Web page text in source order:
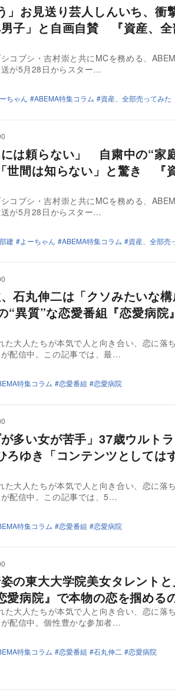
」お見送り芸人しんいち、衝
子」と自画自賛 『資産、全
コブシ・吉村崇と共にMCを務める、
が5月28日からスター…
ちゃん ABEMA特集コラム 資産、全部売ってみた
は頼らない」 自粛中の“家
世間は知らない」と驚き 『
コブシ・吉村崇と共にMCを務める、
が5月28日からスター…
建 よーちゃん ABEMA特集コラム 資産、全部売
石丸伸二は「クソみたいな
異質”な恋愛番組『恋愛病院
た大人たちが本気で人と向き合い、恋に落
配信中。この記事では、最…
特集コラム 恋愛番組 恋愛病院
が多い女が苦手」37歳ウルト
ろゆき「コンテンツとしては
た大人たちが本気で人と向き合い、恋に落
配信中。この記事では、5…
特集コラム 恋愛番組 恋愛病院
の東大大学院美女タレント
病院』で本物の恋を掴める
た大人たちが本気で人と向き合い、恋に落
配信中。個性豊かな参加者…
特集コラム 恋愛番組 石丸伸二 恋愛病院